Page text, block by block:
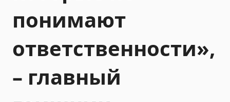
понимают
ответственности»,
– главный